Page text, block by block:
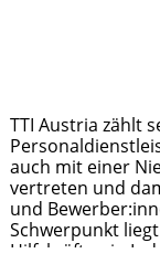
TTI Austria zählt
auch mit einer
vertreten und
und
Schwerpunkt
Hilfskräften in